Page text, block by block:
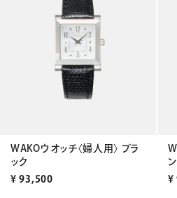
WAKOウオッチ〈婦人用〉 ブラ
ック
¥ 93,500
¥